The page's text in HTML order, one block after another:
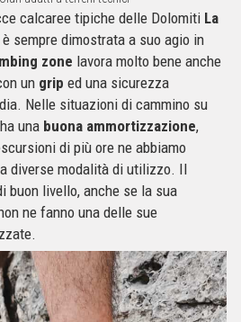
calcaree tipiche delle Dolomiti La
sempre dimostrata a suo agio in
zone lavora molto bene anche
un grip ed una sicurezza
Nelle situazioni di cammino su
una buona ammortizzazione,
di più ore ne abbiamo
diverse modalità di utilizzo. Il
buon livello, anche se la sua
ne fanno una delle sue